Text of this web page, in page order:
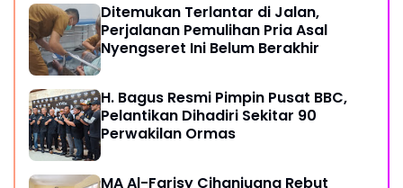
Ditemukan Terlantar di Jalan,
Perjalanan Pemulihan Pria Asal
Nyengseret Ini Belum Berakhir
H. Bagus Resmi Pimpin Pusat BBC,
Pelantikan Dihadiri Sekitar 90
Perwakilan Ormas
MA Al-Farisy Cihanjuang Rebut